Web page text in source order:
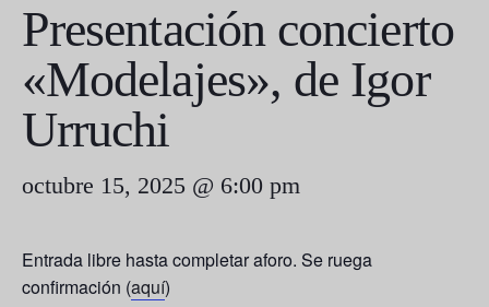
Presentación concierto
«Modelajes», de Igor
Urruchi
octubre 15, 2025 @ 6:00 pm
Entrada libre hasta completar aforo. Se ruega
confirmación (aquí)